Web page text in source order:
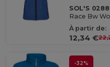
SOL'S
À partir de:
12,34 €
-32%